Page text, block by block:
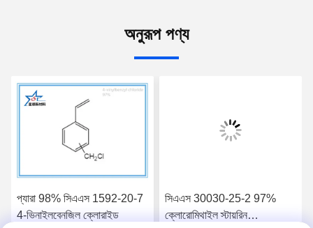
অনুরূপ পণ্য
প্যারা 98% সিএএস 1592-20-7
4-ভিনাইলবেনজিল ক্লোরাইড
সিএএস 30030-25-2 97%
ক্লোরোমিথাইল স্টায়রিন